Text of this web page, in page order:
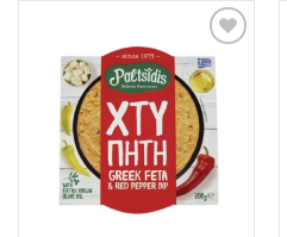
Adicionar
aos
Favoritos